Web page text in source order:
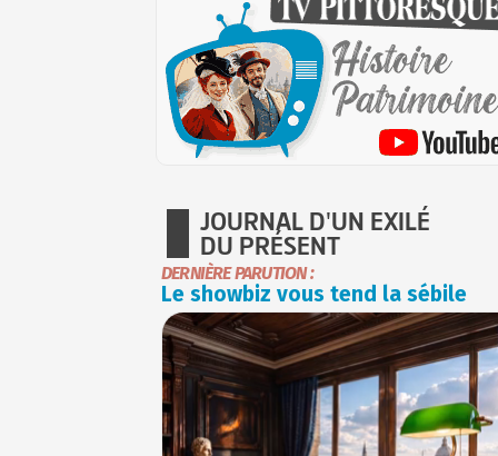
JOURNAL D'UN EXILÉ
DU PRÉSENT
DERNIÈRE PARUTION :
Le showbiz vous tend la sébile